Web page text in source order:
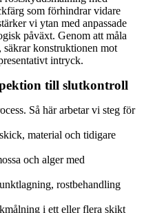
som förhindrar vidare
vi ytan med anpassade
påväxt. Genom att måla
konstruktionen mot
intryck.
till slutkontroll
Så här arbetar vi steg för
material och tidigare
och alger med
rostbehandling
i ett eller flera skikt